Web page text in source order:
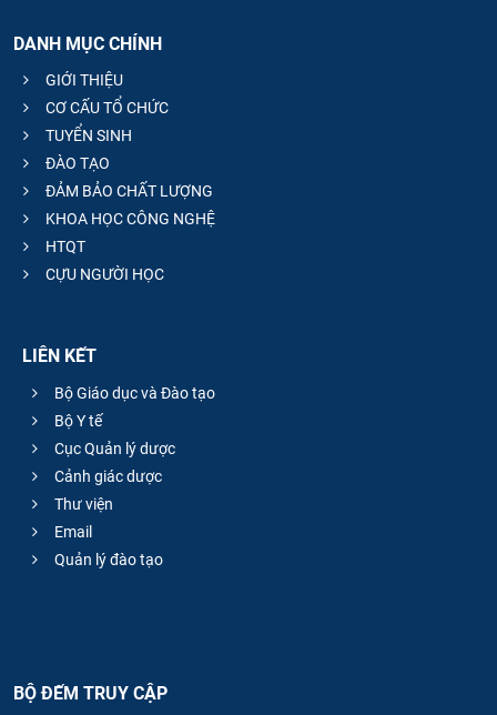
DANH MỤC CHÍNH
GIỚI THIỆU
CƠ CẤU TỔ CHỨC
TUYỂN SINH
ĐÀO TẠO
ĐẢM BẢO CHẤT LƯỢNG
KHOA HỌC CÔNG NGHỆ
HTQT
CỰU NGƯỜI HỌC
LIÊN KẾT
Bộ Giáo dục và Đào tạo
Bộ Y tế
Cục Quản lý dược
Cảnh giác dược
Thư viện
Email
Quản lý đào tạo
BỘ ĐẾM TRUY CẬP